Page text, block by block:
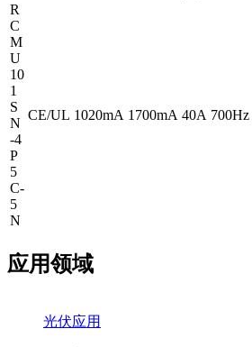
R
C
M
U
10
1
S
N
-4
P
5
C-
5
N
CE/UL 1020mA 1700mA 40A 700Hz
应用领域
光伏应用